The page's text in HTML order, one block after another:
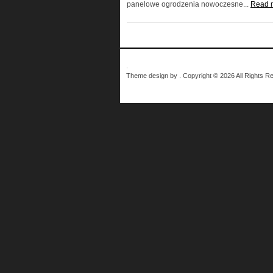
panelowe ogrodzenia nowoczesne... Read
Theme design by . Copyright © 2026 All Rights